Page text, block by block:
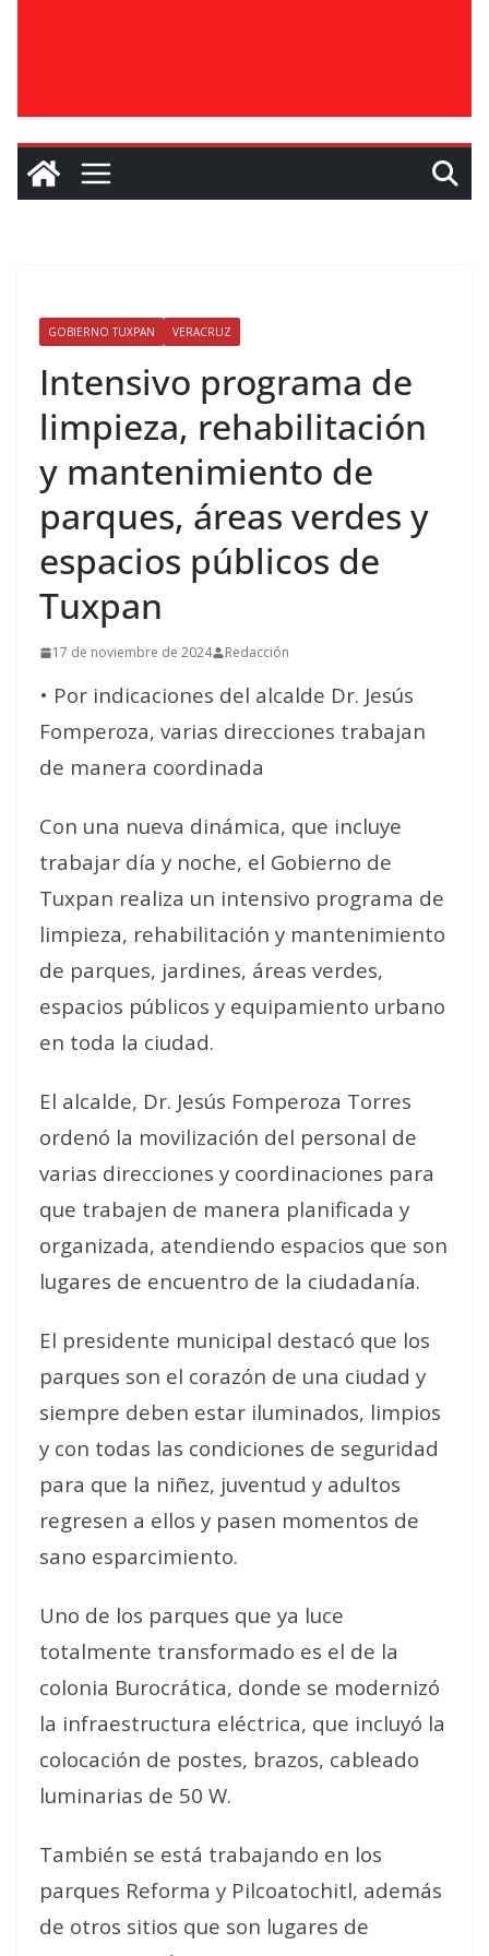
GOBIERNO TUXPAN VERACRUZ
Intensivo programa de
limpieza, rehabilitación
y mantenimiento de
parques, áreas verdes y
espacios públicos de
Tuxpan
17 de noviembre de 2024 Redacción
• Por indicaciones del alcalde Dr. Jesús
Fomperoza, varias direcciones trabajan
de manera coordinada
Con una nueva dinámica, que incluye
trabajar día y noche, el Gobierno de
Tuxpan realiza un intensivo programa de
limpieza, rehabilitación y mantenimiento
de parques, jardines, áreas verdes,
espacios públicos y equipamiento urbano
en toda la ciudad.
El alcalde, Dr. Jesús Fomperoza Torres
ordenó la movilización del personal de
varias direcciones y coordinaciones para
que trabajen de manera planificada y
organizada, atendiendo espacios que son
lugares de encuentro de la ciudadanía.
El presidente municipal destacó que los
parques son el corazón de una ciudad y
siempre deben estar iluminados, limpios
y con todas las condiciones de seguridad
para que la niñez, juventud y adultos
regresen a ellos y pasen momentos de
sano esparcimiento.
Uno de los parques que ya luce
totalmente transformado es el de la
colonia Burocrática, donde se modernizó
la infraestructura eléctrica, que incluyó la
colocación de postes, brazos, cableado
luminarias de 50 W.
También se está trabajando en los
parques Reforma y Pilcoatochitl, además
de otros sitios que son lugares de